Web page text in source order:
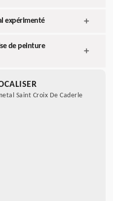
expérimenté
de peinture
Saint Croix De Caderle